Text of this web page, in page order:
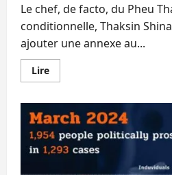
se
coopter.
Le chef, de facto, du Pheu
conditionnelle, Thaksin
ajouter une annexe au...
LireEn
savoir
Thaksin
souhaite
modifier
« l’accord
secret »
avec